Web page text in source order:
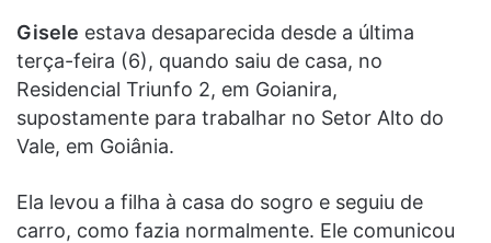
Gisele estava desaparecida desde a última
terça-feira (6), quando saiu de casa, no
Residencial Triunfo 2, em Goianira,
supostamente para trabalhar no Setor Alto do
Vale, em Goiânia.
Ela levou a filha à casa do sogro e seguiu de
carro, como fazia normalmente. Ele comunicou